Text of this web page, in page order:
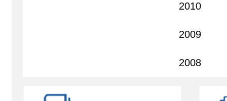
2010
2009
2008